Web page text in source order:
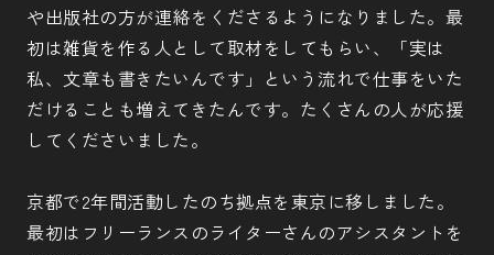
や出版社の方が連絡をくださるようになりました。最
初は雑貨を作る人として取材をしてもらい、「実は
私、文章も書きたいんです」という流れで仕事をいた
だけることも増えてきたんです。たくさんの人が応援
してくださいました。
京都で2年間活動したのち拠点を東京に移しました。
最初はフリーランスのライターさんのアシスタントを